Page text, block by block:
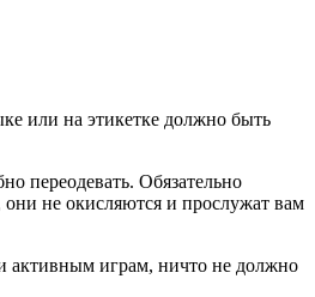
или на этикетке должно быть
переодевать. Обязательно
не окисляются и прослужат вам
активным играм, ничто не должно